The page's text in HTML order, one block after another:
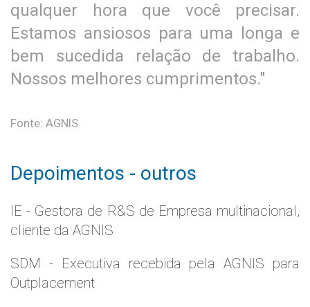
qualquer hora que você precisar.
Estamos ansiosos para uma longa e
bem sucedida relação de trabalho.
Nossos melhores cumprimentos."
Fonte: AGNIS
Depoimentos - outros
IE - Gestora de R&S de Empresa multinacional,
cliente da AGNIS
SDM - Executiva recebida pela AGNIS para
Outplacement